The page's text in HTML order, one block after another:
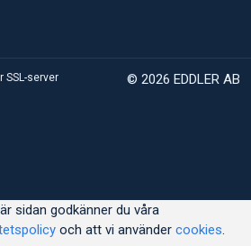
© 2026 EDDLER AB
SSL-server
sidan godkänner du våra
och att vi använder cookies.